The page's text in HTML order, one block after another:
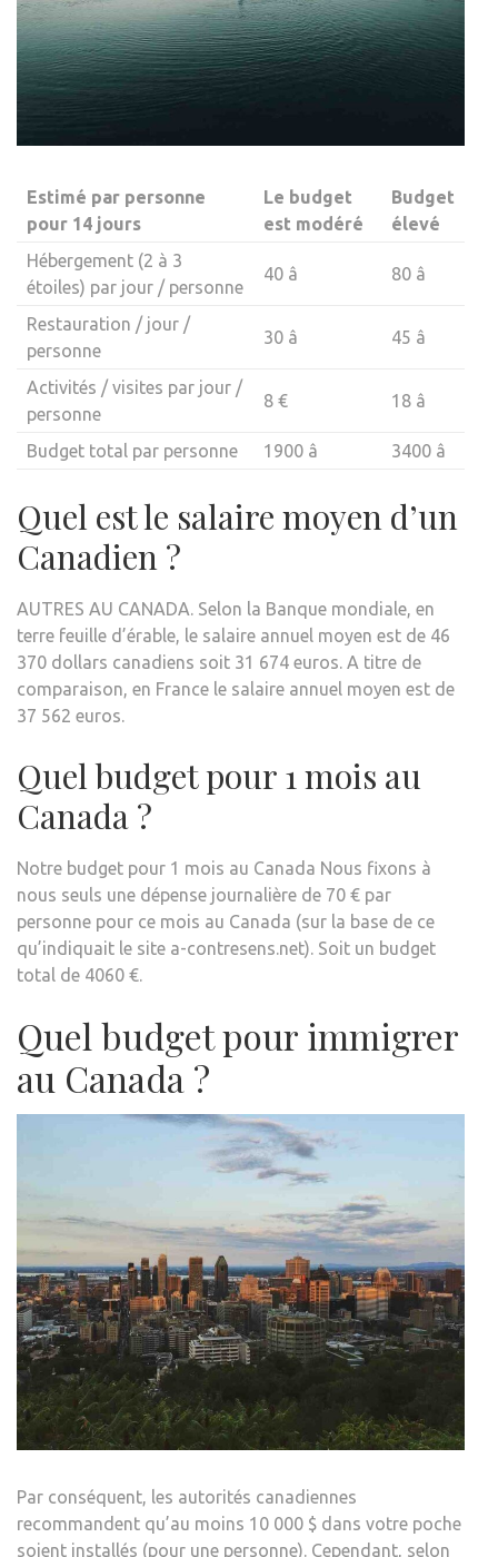
Estimé par personne
pour 14 jours
Le budget
est modéré
Budget
élevé
Hébergement (2 à 3
étoiles) par jour / personne
40 â 80 â
Restauration / jour /
personne
30 â 45 â
Activités / visites par jour /
personne
8 € 18 â
Budget total par personne 1900 â 3400 â
Quel est le salaire moyen d’un
Canadien ?
AUTRES AU CANADA. Selon la Banque mondiale, en
terre feuille d’érable, le salaire annuel moyen est de 46
370 dollars canadiens soit 31 674 euros. A titre de
comparaison, en France le salaire annuel moyen est de
37 562 euros.
Quel budget pour 1 mois au
Canada ?
Notre budget pour 1 mois au Canada Nous fixons à
nous seuls une dépense journalière de 70 € par
personne pour ce mois au Canada (sur la base de ce
qu’indiquait le site a-contresens.net). Soit un budget
total de 4060 €.
Quel budget pour immigrer
au Canada ?
Par conséquent, les autorités canadiennes
recommandent qu’au moins 10 000 $ dans votre poche
soient installés (pour une personne). Cependant, selon